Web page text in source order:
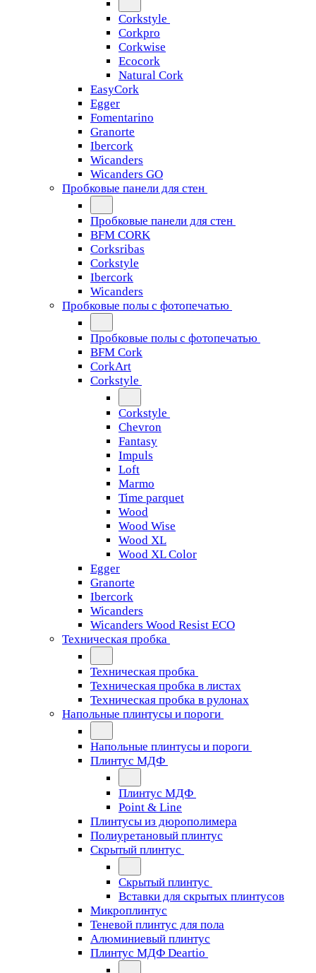
Corkstyle
Corkpro
Corkwise
Ecocork
Natural Cork
EasyCork
Egger
Fomentarino
Granorte
Ibercork
Wicanders
Wicanders GO
Пробковые панели для стен
Пробковые панели для стен
BFM CORK
Corksribas
Corkstyle
Ibercork
Wicanders
Пробковые полы с фотопечатью
Пробковые полы с фотопечатью
BFM Cork
CorkArt
Corkstyle
Corkstyle
Chevron
Fantasy
Impuls
Loft
Marmo
Time parquet
Wood
Wood Wise
Wood XL
Wood XL Color
Egger
Granorte
Ibercork
Wicanders
Wicanders Wood Resist ECO
Техническая пробка
Техническая пробка
Техническая пробка в листах
Техническая пробка в рулонах
Напольные плинтусы и пороги
Напольные плинтусы и пороги
Плинтус МДФ
Плинтус МДФ
Point & Line
Плинтусы из дюрополимера
Полиуретановый плинтус
Скрытый плинтус
Скрытый плинтус
Вставки для скрытых плинтусов
Микроплинтус
Теневой плинтус для пола
Алюминиевый плинтус
Плинтус МДФ Deartio